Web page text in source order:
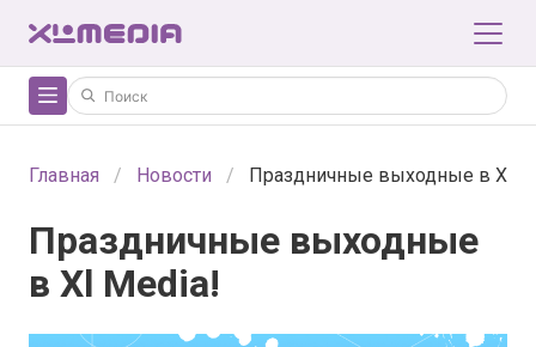
Главная Новости Праздничные выходные в Xl
Праздничные выходные
в Xl Media!